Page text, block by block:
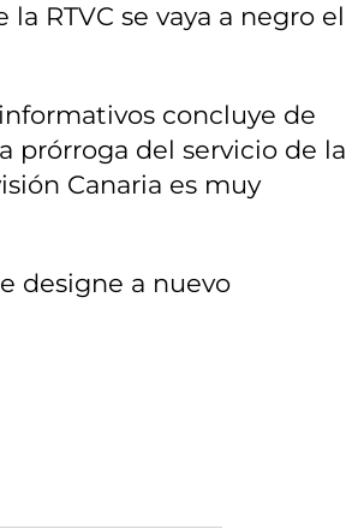
RTVC se vaya a negro el
concluye de
prórroga del servicio de la
Canaria es muy
designe a nuevo